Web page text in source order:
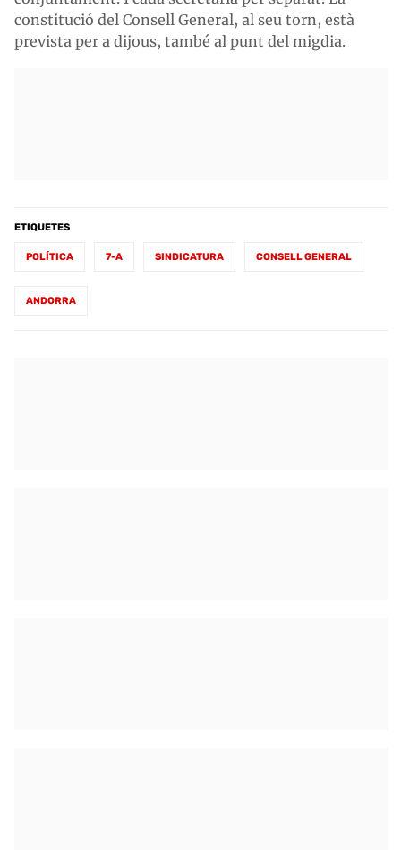
constitució del Consell General, al seu torn, està
prevista per a dijous, també al punt del migdia.
ETIQUETES
POLÍTICA 7-A SINDICATURA CONSELL GENERAL
ANDORRA